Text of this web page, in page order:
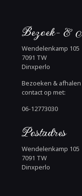
Bezoek- &
Wendelenkamp 105
7091 TW
Dinxperlo
Bezoeken &
contact op met:
06-12773030
Postadres
Wendelenkamp 105
7091 TW
Dinxperlo